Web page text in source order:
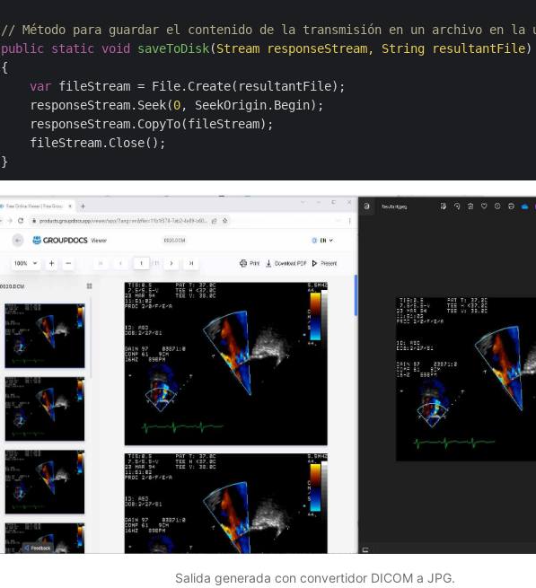
// Método para guardar el contenido de la transmisión en un archivo en la
public static void saveToDisk(Stream responseStream, String resultantFile)
{
var fileStream = File.Create(resultantFile);
    responseStream.Seek(
0, SeekOrigin.Begin);
    responseStream.CopyTo(fileStream);
    fileStream.Close();
Salida generada con convertidor DICOM a JPG.